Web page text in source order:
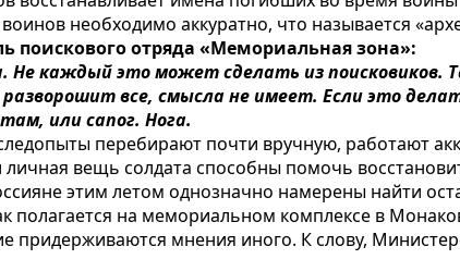
необходимо аккуратно, что называется
поискового отряда «Мемориальная зона»:
Не каждый это может сделать из поисковиков.
все, смысла не имеет. Если это
или сапог. Нога.
перебирают почти вручную, работают
вещь солдата способны помочь
этим летом однозначно намерены найти
полагается на мемориальном комплексе в
придерживаются мнения иного. К слову,